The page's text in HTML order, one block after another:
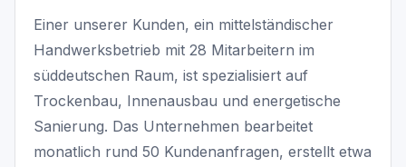
Einer unserer Kunden, ein mittelständischer
Handwerksbetrieb mit 28 Mitarbeitern im
süddeutschen Raum, ist spezialisiert auf
Trockenbau, Innenausbau und energetische
Sanierung. Das Unternehmen bearbeitet
monatlich rund 50 Kundenanfragen, erstellt etwa